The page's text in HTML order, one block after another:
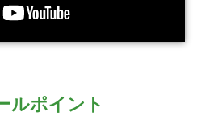
ルポイント